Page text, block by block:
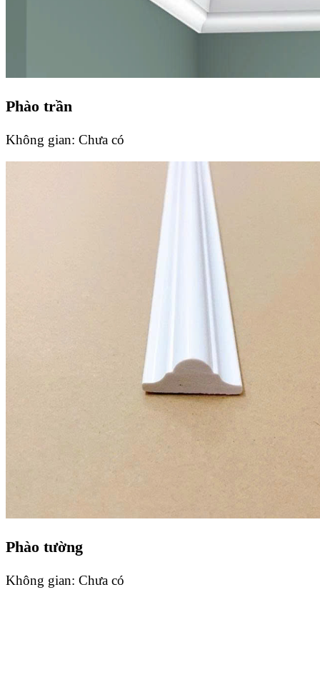
Phào trần
Không gian: Chưa có
Phào tường
Không gian: Chưa có